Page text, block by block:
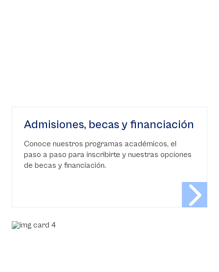
Admisiones, becas y financiación
Conoce nuestros programas académicos, el
paso a paso para inscribirte y nuestras opciones
de becas y financiación.